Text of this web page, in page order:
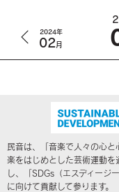
2024年
02月
民音は、「音楽で人々の心
楽をはじめとした芸術運動を
し、「SDGs（エスディージ
に向けて貢献して参ります。